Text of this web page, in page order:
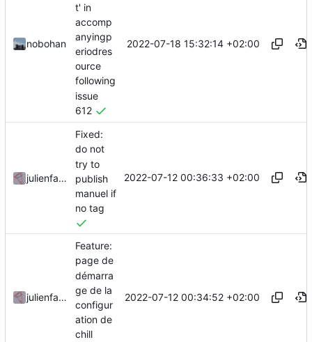
nobohan
t' in
accomp
anyingp
eriodres
ource
following
issue
612
2022-07-18 15:32:14 +02:00
julienfastre
Fixed:
do not
try to
publish
manuel if
no tag
2022-07-12 00:36:33 +02:00
julienfastre
Feature:
page de
démarra
ge de la
configur
ation de
chill
2022-07-12 00:34:52 +02:00